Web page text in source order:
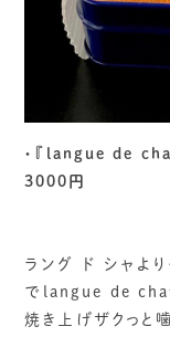
・『langue de
3000円
ラング ド シャよ
でlangue de
焼き上げザクっと